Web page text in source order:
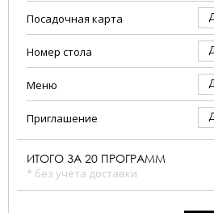
Посадочная карта
Номер стола
Меню
Приглашение
ИТОГО ЗА 20 ПРОГРАММ
* без учета доставки